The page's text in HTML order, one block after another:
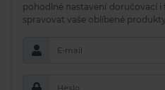
pohodlné nastavení doručovací i
spravovat vaše oblíbené
E-mail
Heslo